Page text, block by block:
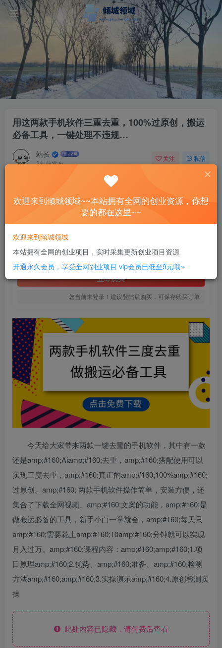
用这两款手机软件三重去重，100%过原创，搬运
必备工具，一键处理不违规…
站长
2年前发布
关注 私信
用这两款手机软件三重去重，100%过原创，搬运必备工具，一键处理不违规…
此内容为付费资源，请付费后查看
SVIP全站会员 免费
立即购买
您当前未登录！建议登陆后购买，可保存购买订单
今天给大家带来两款一键去重的手机软件，其中有一款
还是amp;#160;Aiamp;#160;去重，amp;#160;搭配使用可以
实现三度去重，amp;#160;真正的amp;#160;100%amp;#160;
过原创。amp;#160; 两款手机软件操作简单，安装方便，还
集合了下载全网视频、amp;#160;文案的功能，amp;#160;是
做搬运必备的工具，新手小白一学就会，amp;#160;每天只
amp;#160;需要花上amp;#160;10amp;#160;分钟就可以实现
月入过万。amp;#160;课程内容：amp;#160;amp;#160;1.项
目原理amp;#160;2.优势、amp;#160;准备、amp;#160;检测
方法amp;#160;amp;#160;3.实操演示amp;#160;4.原创检测实
操
此处内容已隐藏，请付费后查看
欢迎来到倾城领域~~本站拥有全网的创业资源，你想
要的都在这里~~
欢迎来到倾城领域
本站拥有全网的创业项目，实时采集更新创业项目资源
开通永久会员，享受全网副业项目 vip会员已低至9元哦~